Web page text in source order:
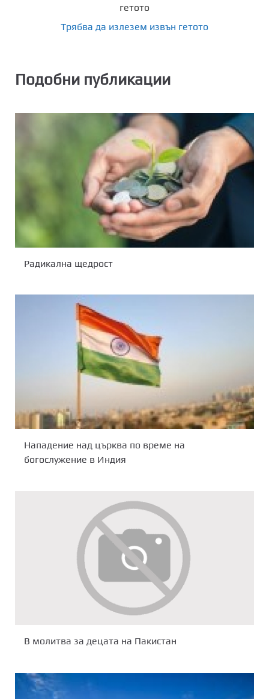
Трябва да излезем извън гетото
Подобни публикации
Радикална щедрост
Нападение над църква по време на
богослужение в Индия
В молитва за децата на Пакистан